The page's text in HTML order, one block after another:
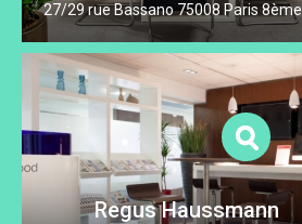
27/29 rue Bassano 75008 Paris 8ème
Regus Haussmann